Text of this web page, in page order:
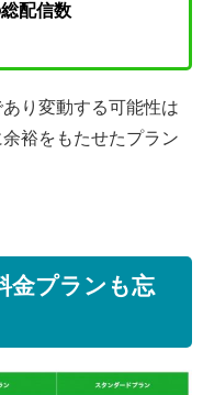
配信数
り変動する可能性は
裕をもたせたプラン
金プランも忘